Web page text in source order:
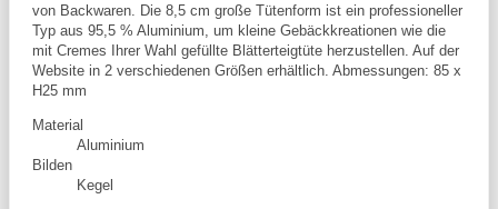
von Backwaren. Die 8,5 cm große Tütenform ist ein professioneller
Typ aus 95,5 % Aluminium, um kleine Gebäckkreationen wie die
mit Cremes Ihrer Wahl gefüllte Blätterteigtüte herzustellen. Auf der
Website in 2 verschiedenen Größen erhältlich. Abmessungen: 85 x
H25 mm
Material
Aluminium
Bilden
Kegel